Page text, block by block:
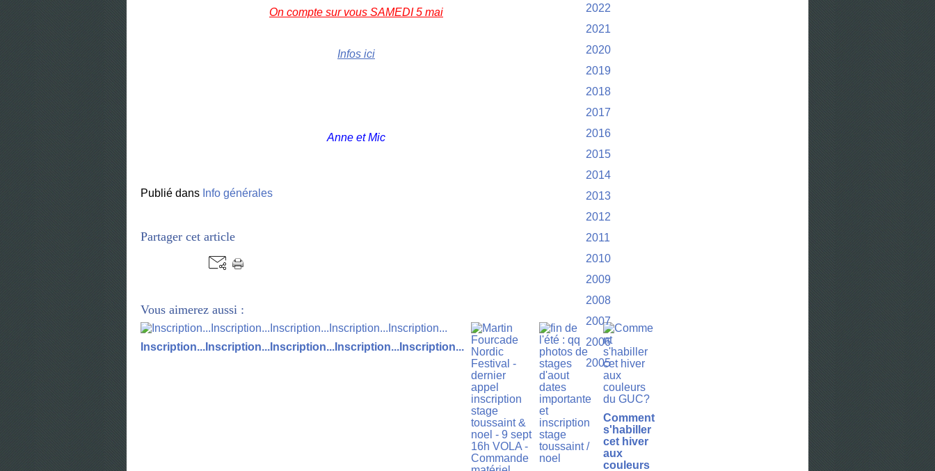
On compte sur vous SAMEDI 5 mai
Infos ici
Anne et Mic
Publié dans Info générales
Partager cet article
Vous aimerez aussi :
Inscription...Inscription...Inscription...Inscription...Inscription...
Comment
s'habiller
cet hiver
aux
couleurs
2022
2021
2020
2019
2018
2017
2016
2015
2014
2013
2012
2011
2010
2009
2008
2007
2006
2005